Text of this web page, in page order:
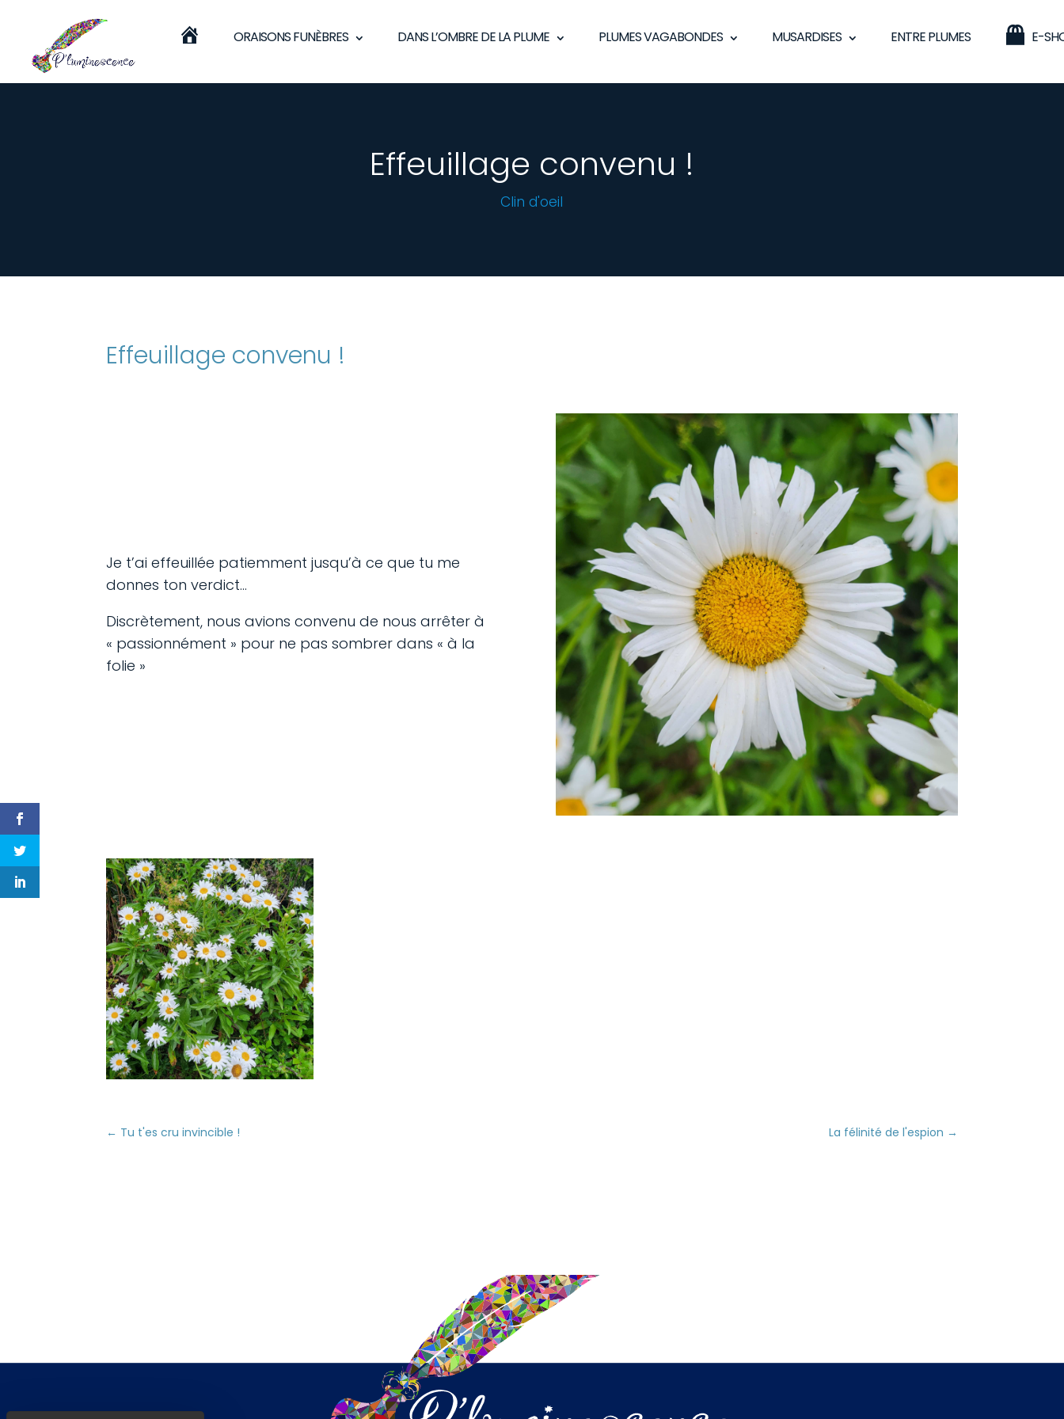
C
ORAISONS FUNÈBRES DANS L’OMBRE DE LA PLUME PLUMES VAGABONDES MUSARDISES ENTRE PLUMES E-
Effeuillage convenu !
Clin d'oeil
Effeuillage convenu !
Je t’ai effeuillée patiemment jusqu’à ce que tu me
donnes ton verdict…
Discrètement, nous avions convenu de nous arrêter à
« passionnément » pour ne pas sombrer dans « à la
folie »
← Tu t'es cru invincible ! La félinité de l'espion →